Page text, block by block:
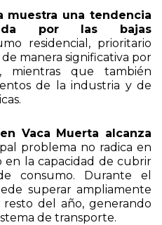
muestra una tendencia
por las bajas
residencial, prioritario
manera significativa por
mientras que también
de la industria y de
Vaca Muerta alcanza
problema no radica en
en la capacidad de cubrir
consumo. Durante el
superar ampliamente
resto del año, generando
de transporte.